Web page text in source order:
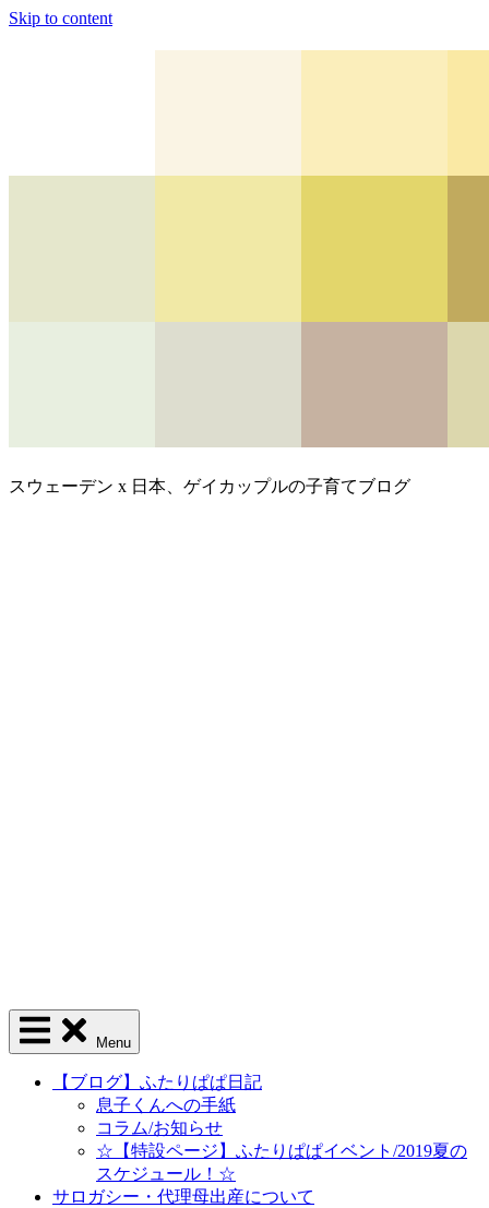
Skip to content
スウェーデン x 日本、ゲイカップルの子育てブログ
Menu
【ブログ】ふたりぱぱ日記
息子くんへの手紙
コラム/お知らせ
☆【特設ページ】ふたりぱぱイベント/2019夏の
スケジュール！☆
サロガシー・代理母出産について